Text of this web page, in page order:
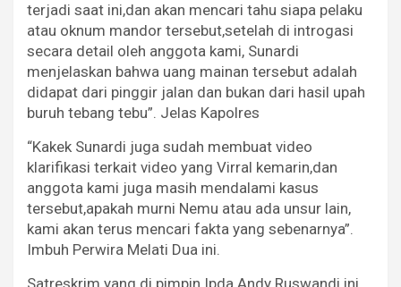
terjadi saat ini,dan akan mencari tahu siapa pelaku
atau oknum mandor tersebut,setelah di introgasi
secara detail oleh anggota kami, Sunardi
menjelaskan bahwa uang mainan tersebut adalah
didapat dari pinggir jalan dan bukan dari hasil upah
buruh tebang tebu”. Jelas Kapolres
“Kakek Sunardi juga sudah membuat video
klarifikasi terkait video yang Virral kemarin,dan
anggota kami juga masih mendalami kasus
tersebut,apakah murni Nemu atau ada unsur lain,
kami akan terus mencari fakta yang sebenarnya”.
Imbuh Perwira Melati Dua ini.